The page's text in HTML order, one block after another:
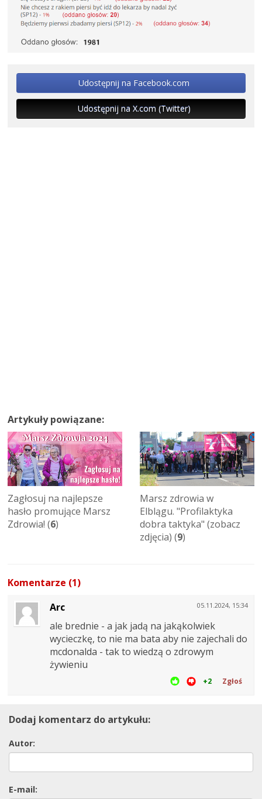
Udostępnij na Facebook.com
Udostępnij na X.com (Twitter)
Artykuły powiązane:
Zagłosuj na najlepsze
hasło promujące Marsz
Zdrowia! (6)
Marsz zdrowia w
Elblągu. "Profilaktyka
dobra taktyka" (zobacz
zdjęcia) (9)
Komentarze (1)
05.11.2024, 15:34
Arc
ale brednie - a jak jadą na jakąkolwiek
wycieczkę, to nie ma bata aby nie zajechali do
mcdonalda - tak to wiedzą o zdrowym
żywieniu
+2 Zgłoś
Dodaj komentarz do artykułu:
Autor:
E-mail: